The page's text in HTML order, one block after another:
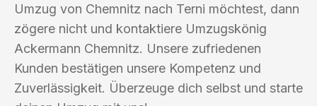
Umzug von Chemnitz nach Terni möchtest, dann
zögere nicht und kontaktiere Umzugskönig
Ackermann Chemnitz. Unsere zufriedenen
Kunden bestätigen unsere Kompetenz und
Zuverlässigkeit. Überzeuge dich selbst und starte